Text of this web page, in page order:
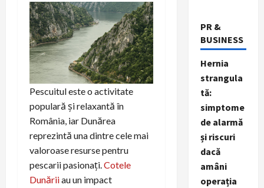
Pescuitul este o activitate
populară și relaxantă în
România, iar Dunărea
reprezintă una dintre cele mai
valoroase resurse pentru
pescarii pasionați.Cotele
Dunăriiau un impact
PR &
BUSINESS
Hernia
strangula
tă:
simptome
de alarmă
și riscuri
dacă
amâni
operația